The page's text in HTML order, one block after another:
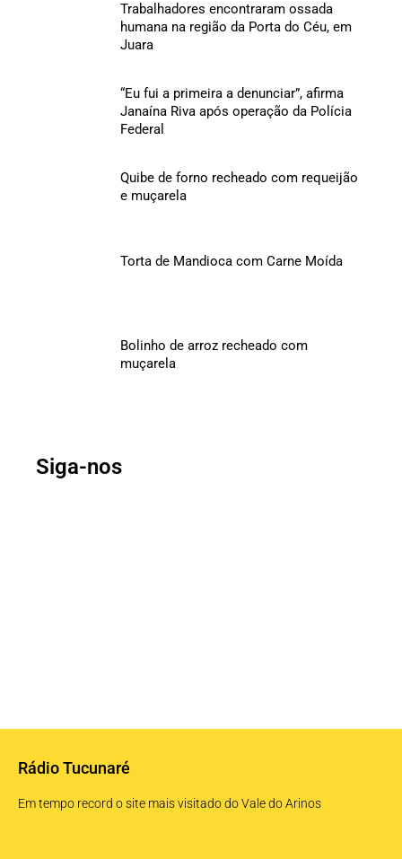
Trabalhadores encontraram ossada
humana na região da Porta do Céu, em
Juara
“Eu fui a primeira a denunciar”, afirma
Janaína Riva após operação da Polícia
Federal
Quibe de forno recheado com requeijão
e muçarela
Torta de Mandioca com Carne Moída
Bolinho de arroz recheado com
muçarela
Siga-nos
Rádio Tucunaré
Em tempo record o site mais visitado do Vale do Arinos